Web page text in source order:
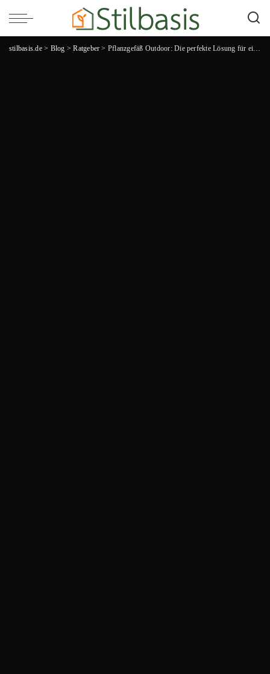
stilbasis.de> Blog >Ratgeber > Pflanzgefäß Outdoor: Die perfekte Lösung für einen grünen Garten!